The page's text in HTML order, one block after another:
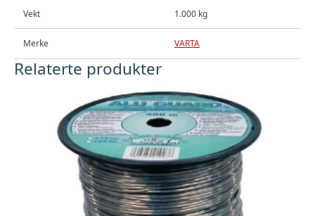
Vekt 1.000 kg
Merke VARTA
Relaterte produkter